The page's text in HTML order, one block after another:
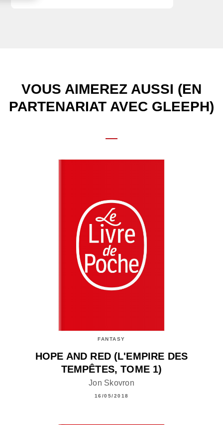
VOUS AIMEREZ AUSSI (EN
PARTENARIAT AVEC GLEEPH)
FANTASY
HOPE AND RED (L'EMPIRE DES
TEMPÊTES, TOME 1)
Jon Skovron
16/05/2018